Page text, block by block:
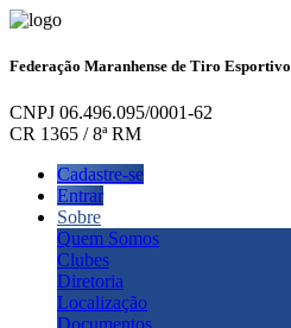
Federação Maranhense de Tiro Esportivo
CNPJ 06.496.095/0001-62
CR 1365 / 8ª RM
Cadastre-se
Entrar
Sobre
Quem Somos
Clubes
Diretoria
Localização